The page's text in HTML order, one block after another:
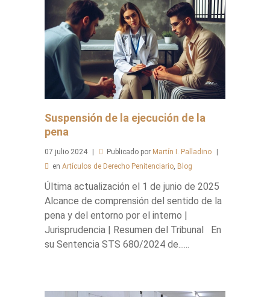
Suspensión de la ejecución de la
pena
07 julio 2024 Publicado por Martín I. Palladino
en Artículos de Derecho Penitenciario, Blog
Última actualización el 1 de junio de 2025
Alcance de comprensión del sentido de la
pena y del entorno por el interno |
Jurisprudencia | Resumen del Tribunal En
su Sentencia STS 680/2024 de......